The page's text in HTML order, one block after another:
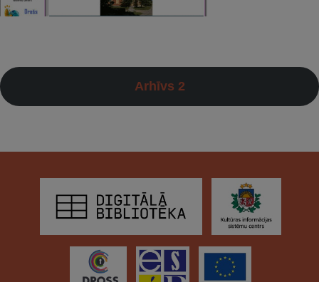
Arhīvs 2